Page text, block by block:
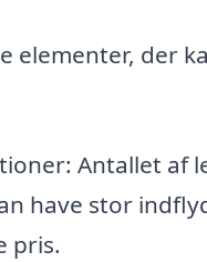
elementer, der
Antallet af
have stor
pris.